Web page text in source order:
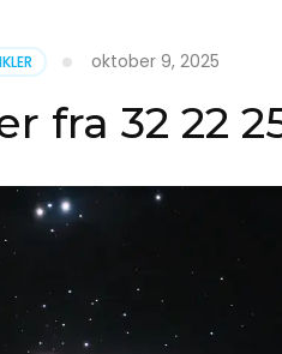
oktober 9, 2025
fra 32 22